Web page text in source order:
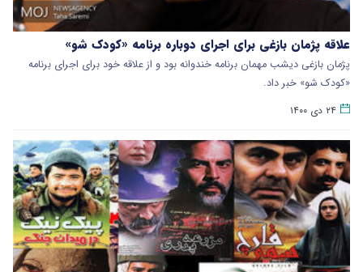
علاقه پژمان بازغی برای اجرای دوباره برنامه «کودک شو»
پژمان بازغی دیشب مهمان برنامه خندوانه بود و از علاقه خود برای اجرای برنامه
«کودک شو» خبر داد.
۲۴ دی ۱۴۰۰